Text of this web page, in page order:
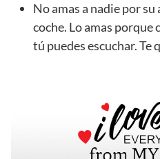
No amas a nadie por
coche. Lo amas porque
tú puedes escuchar. Te